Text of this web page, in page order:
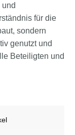
für die
sondern
genutzt und
Beteiligten und